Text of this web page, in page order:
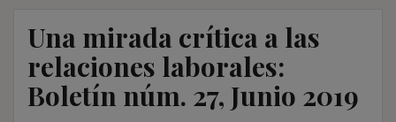
Una mirada crítica a las
relaciones laborales:
Boletín núm. 27, Junio 2019